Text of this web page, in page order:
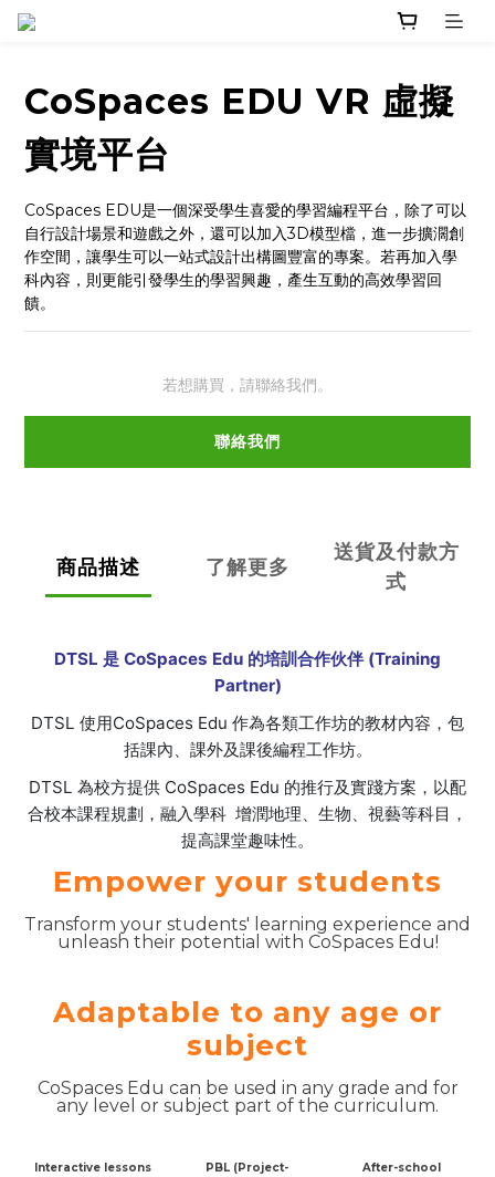
CoSpaces EDU VR 虛擬
實境平台
CoSpaces EDU是一個深受學生喜愛的學習編程平台，除了可以
自行設計場景和遊戲之外，還可以加入3D模型檔，進一步擴濶創
作空間，讓學生可以一站式設計出構圖豐富的專案。若再加入學
科內容，則更能引發學生的學習興趣，產生互動的高效學習回
饋。
若想購買，請聯絡我們。
聯絡我們
商品描述 了解更多
送貨及付款方
式
DTSL 是 CoSpaces Edu 的培訓合作伙伴 (Training
Partner)
DTSL 使用CoSpaces Edu 作為各類工作坊的教材內容，包
括課內、課外及課後編程工作坊。
DTSL 為校方提供 CoSpaces Edu 的推行及實踐方案，以配
合校本課程規劃，融入學科 增潤地理、生物、視藝等科目，
提高課堂趣味性。
Empower your students
Transform your students' learning experience and
unleash their potential with CoSpaces Edu!
Adaptable to any age or
subject
CoSpaces Edu can be used in any grade and for
any level or subject part of the curriculum.
Interactive lessons
PBL (Project-
After-school